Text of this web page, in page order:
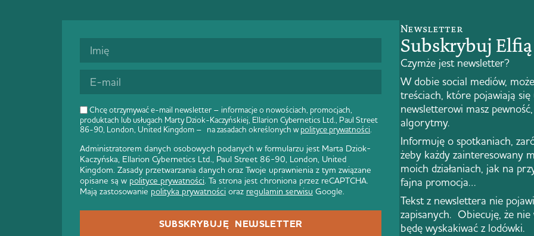
Chcę otrzymywać e-mail newsletter – informacje o nowościach, promocjach,
produktach lub usługach Marty Dziok-Kaczyńskiej, Ellarion Cybernetics Ltd., Paul Street
86-90, London, United Kingdom – na zasadach określonych wpolityce prywatności.
Administratorem danych osobowych podanych w formularzu jest Marta Dziok-
Kaczyńska, Ellarion Cybernetics Ltd., Paul Street 86-90, London, United
Kingdom. Zasady przetwarzania danych oraz Twoje uprawnienia z tym związane
opisane są w polityce prywatności. Ta strona jest chroniona przez reCAPTCHA.
Mają zastosowanie polityka prywatności oraz regulamin serwisu Google.
SUBSKRYBUJĘ NEWSLETTER
Newsletter
Subskrybuj
Czymże jest newsletter?
W dobie social mediów,
treściach, które pojawiają
newsletterowi masz
algorytmy.
Informuję o spotkaniach,
żeby każdy zainteresowany
moich działaniach, jak na
fajna promocja…
Tekst z newslettera nie
zapisanych. Obiecuję, że
będę wyskakiwać z lodówki.